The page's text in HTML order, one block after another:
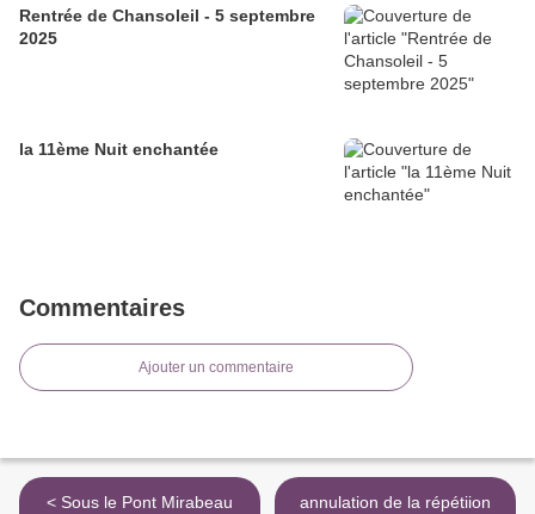
Rentrée de Chansoleil - 5 septembre
2025
la 11ème Nuit enchantée
Commentaires
Ajouter un commentaire
< Sous le Pont Mirabeau
annulation de la répétiion